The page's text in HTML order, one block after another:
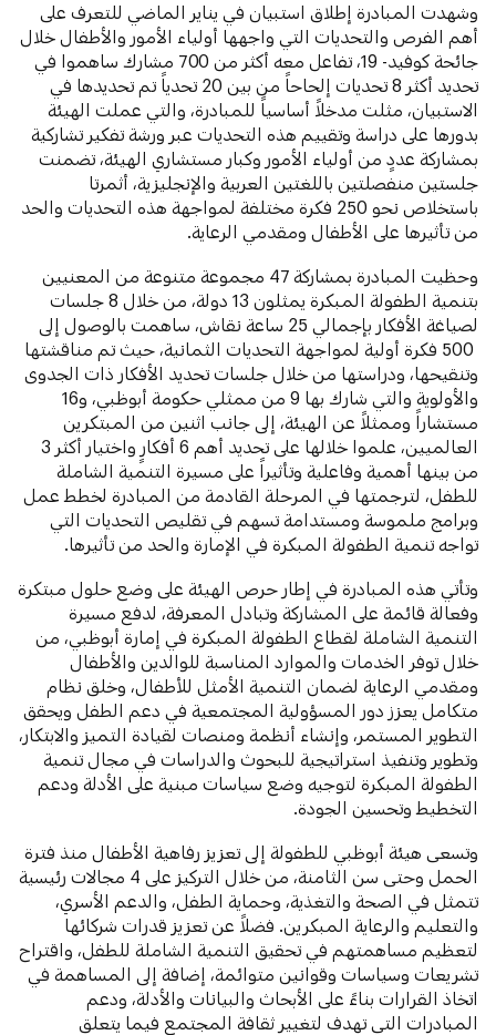
وشهدت المبادرة إطلاق استبيان في يناير الماضي للتعرف على
أهم الفرص والتحديات التي واجهها أولياء الأمور والأطفال خلال
جائحة كوفيد- 19، تفاعل معه أكثر من 700 مشارك ساهموا في
تحديد أكثر 8 تحديات إلحاحاً من بين 20 تحدياً تم تحديدها في
الاستبيان، مثلت مدخلاً أساسياً للمبادرة، والتي عملت الهيئة
بدورها على دراسة وتقييم هذه التحديات عبر ورشة تفكير تشاركية
بمشاركة عددٍ من أولياء الأمور وكبار مستشاري الهيئة، تضمنت
جلستين منفصلتين باللغتين العربية والإنجليزية، أثمرتا
باستخلاص نحو 250 فكرة مختلفة لمواجهة هذه التحديات والحد
من تأثيرها على الأطفال ومقدمي الرعاية.
وحظيت المبادرة بمشاركة 47 مجموعة متنوعة من المعنيين
بتنمية الطفولة المبكرة يمثلون 13 دولة، من خلال 8 جلسات
لصياغة الأفكار بإجمالي 25 ساعة نقاش، ساهمت بالوصول إلى
500 فكرة أولية لمواجهة التحديات الثمانية، حيث تم مناقشتها
وتنقيحها، ودراستها من خلال جلسات تحديد الأفكار ذات الجدوى
والأولوية والتي شارك بها 9 من ممثلي حكومة أبوظبي، و16
مستشاراً وممثلاً عن الهيئة، إلى جانب اثنين من المبتكرين
العالميين، علموا خلالها على تحديد أهم 6 أفكارٍ واختيار أكثر 3
من بينها أهمية وفاعلية وتأثيراً على مسيرة التنمية الشاملة
للطفل، لترجمتها في المرحلة القادمة من المبادرة لخطط عمل
وبرامج ملموسة ومستدامة تسهم في تقليص التحديات التي
تواجه تنمية الطفولة المبكرة في الإمارة والحد من تأثيرها.
وتأتي هذه المبادرة في إطار حرص الهيئة على وضع حلول مبتكرة
وفعالة قائمة على المشاركة وتبادل المعرفة، لدفع مسيرة
التنمية الشاملة لقطاع الطفولة المبكرة في إمارة أبوظبي، من
خلال توفر الخدمات والموارد المناسبة للوالدين والأطفال
ومقدمي الرعاية لضمان التنمية الأمثل للأطفال، وخلق نظام
متكامل يعزز دور المسؤولية المجتمعية في دعم الطفل ويحقق
التطوير المستمر، وإنشاء أنظمة ومنصات لقيادة التميز والابتكار،
وتطوير وتنفيذ استراتيجية للبحوث والدراسات في مجال تنمية
الطفولة المبكرة لتوجيه وضع سياسات مبنية على الأدلة ودعم
التخطيط وتحسين الجودة.
وتسعى هيئة أبوظبي للطفولة إلى تعزيز رفاهية الأطفال منذ فترة
الحمل وحتى سن الثامنة، من خلال التركيز على 4 مجالات رئيسية
تتمثل في الصحة والتغذية، وحماية الطفل، والدعم الأسري،
والتعليم والرعاية المبكرين. فضلاً عن تعزيز قدرات شركائها
لتعظيم مساهمتهم في تحقيق التنمية الشاملة للطفل، واقتراح
تشريعات وسياسات وقوانين متوائمة، إضافة إلى المساهمة في
اتخاذ القرارات بناءً على الأبحاث والبيانات والأدلة، ودعم
المبادرات التي تهدف لتغيير ثقافة المجتمع فيما يتعلق